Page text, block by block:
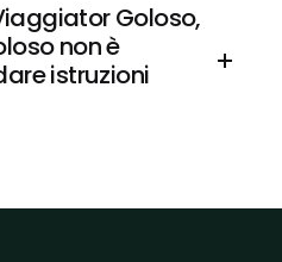
Goloso,
non è
istruzioni